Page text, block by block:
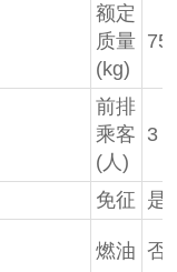
额定
质量
(kg)
前排
乘客
(人)
3
免征 是
燃油 否